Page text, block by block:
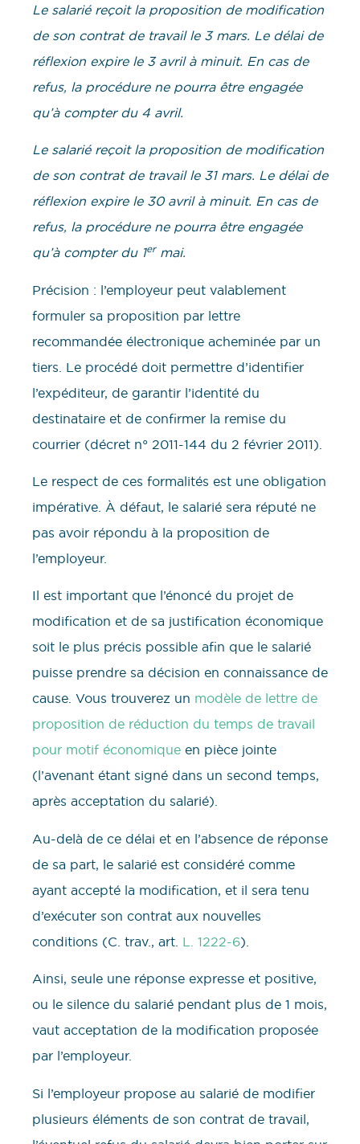
Le salarié reçoit la proposition de modification
de son contrat de travail le 3 mars. Le délai de
réflexion expire le 3 avril à minuit. En cas de
refus, la procédure ne pourra être engagée
qu’à compter du 4 avril.
Le salarié reçoit la proposition de modification
de son contrat de travail le 31 mars. Le délai de
réflexion expire le 30 avril à minuit. En cas de
refus, la procédure ne pourra être engagée
qu’à compter du 1ermai.
Précision : l’employeur peut valablement
formuler sa proposition par lettre
recommandée électronique acheminée par un
tiers. Le procédé doit permettre d’identifier
l’expéditeur, de garantir l’identité du
destinataire et de confirmer la remise du
courrier (décret n° 2011-144 du 2 février 2011).
Le respect de ces formalités est une obligation
impérative. À défaut, le salarié sera réputé ne
pas avoir répondu à la proposition de
l’employeur.
Il est important que l’énoncé du projet de
modification et de sa justification économique
soit le plus précis possible afin que le salarié
puisse prendre sa décision en connaissance de
cause. Vous trouverez un modèle de lettre de
proposition de réduction du temps de travail
pour motif économique en pièce jointe
(l’avenant étant signé dans un second temps,
après acceptation du salarié).
Au-delà de ce délai et en l’absence de réponse
de sa part, le salarié est considéré comme
ayant accepté la modification, et il sera tenu
d’exécuter son contrat aux nouvelles
conditions (C. trav., art. L. 1222-6).
Ainsi, seule une réponse expresse et positive,
ou le silence du salarié pendant plus de 1 mois,
vaut acceptation de la modification proposée
par l’employeur.
Si l’employeur propose au salarié de modifier
plusieurs éléments de son contrat de travail,